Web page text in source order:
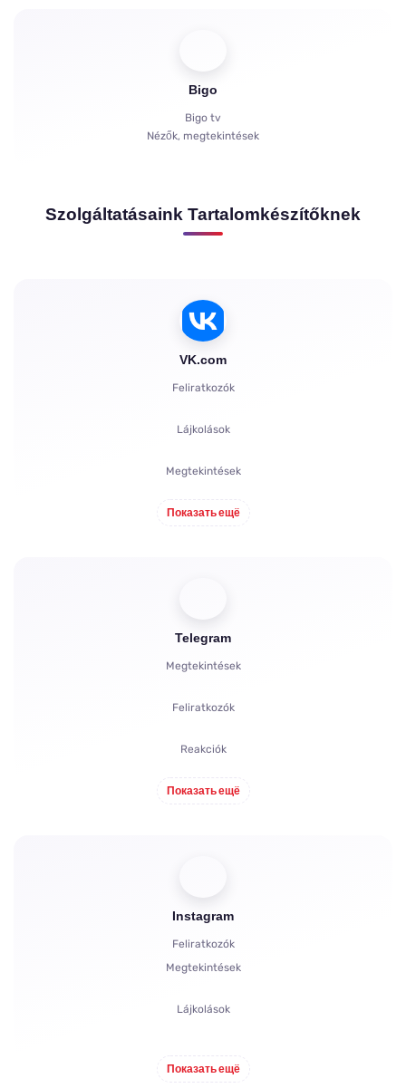
Bigo
Bigo tv
Nézők, megtekintések
Szolgáltatásaink Tartalomkészítőknek
VK.com
Feliratkozók
Lájkolások
Megtekintések
Hozzászólások
Panaszok
Показать ещё
Telegram
Megtekintések
Feliratkozók
Reakciók
Meghívók
Hozzászólások
Показать ещё
Instagram
Feliratkozók
Megtekintések
Lájkolások
Показать ещё